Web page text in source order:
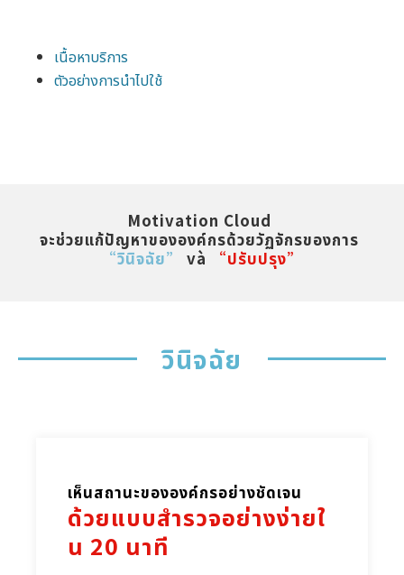
เนื้อหาบริการ
ตัวอย่างการนำไปใช้
Motivation Cloud
จะช่วยแก้ปัญหาขององค์กรด้วยวัฏจักรของการ
“วินิจฉัย”
và “ปรับปรุง”
วินิจฉัย
เห็นสถานะขององค์กรอย่างชัดเจน
ด้วยแบบสำรวจอย่างง่ายใ
น 20 นาที